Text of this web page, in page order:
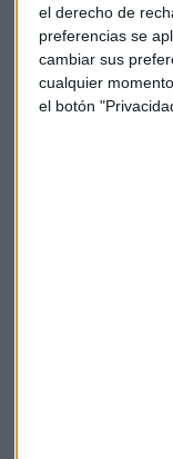
el derecho de
preferencias se
cambiar sus
cualquier
el botón
Un tercer ejemplo
correspondiente al
21 al 10% a
del IVA, deberían